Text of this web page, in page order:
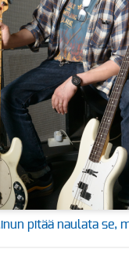
pitää naulata se,